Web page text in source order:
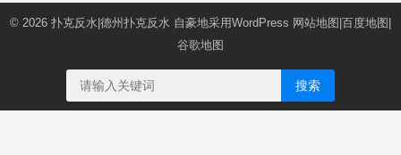
© 2026 扑克反水|德州扑克反水 自豪地采用WordPress 网站地图 百度地图
谷歌地图
搜索